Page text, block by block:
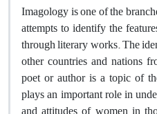
Imagology is one of the
attempts to identify the
through literary works. The
other countries and nations
poet or author is a topic of
plays an important role in